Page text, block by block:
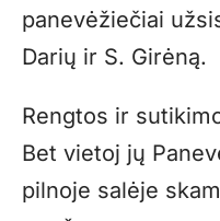
panevėžiečiai
Darių ir S. Girėną.
Rengtos ir
Bet vietoj jų
pilnoje salėje